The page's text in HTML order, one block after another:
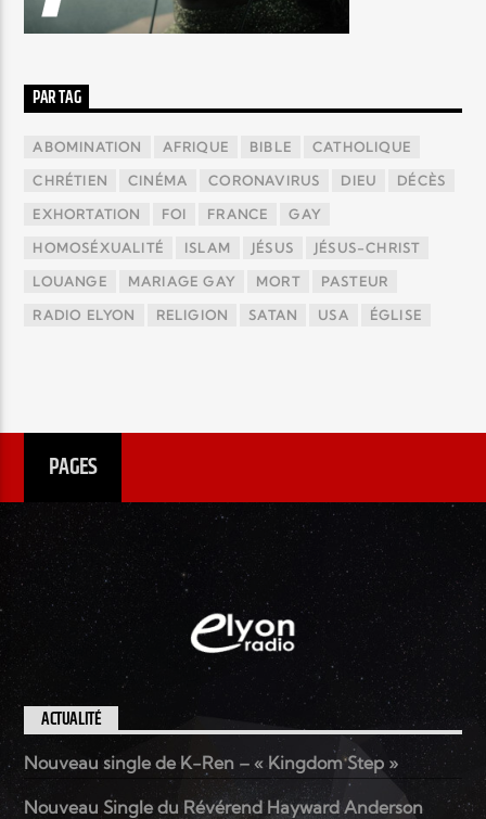
PAR TAG
ABOMINATION AFRIQUE BIBLE CATHOLIQUE
CHRÉTIEN CINÉMA CORONAVIRUS DIEU DÉCÈS
EXHORTATION FOI FRANCE GAY
HOMOSÉXUALITÉ ISLAM JÉSUS JÉSUS-CHRIST
LOUANGE MARIAGE GAY MORT PASTEUR
RADIO ELYON RELIGION SATAN USA ÉGLISE
PAGES
ACTUALITÉ
Nouveau single de K-Ren – « Kingdom Step »
Nouveau Single du Révérend Hayward Anderson